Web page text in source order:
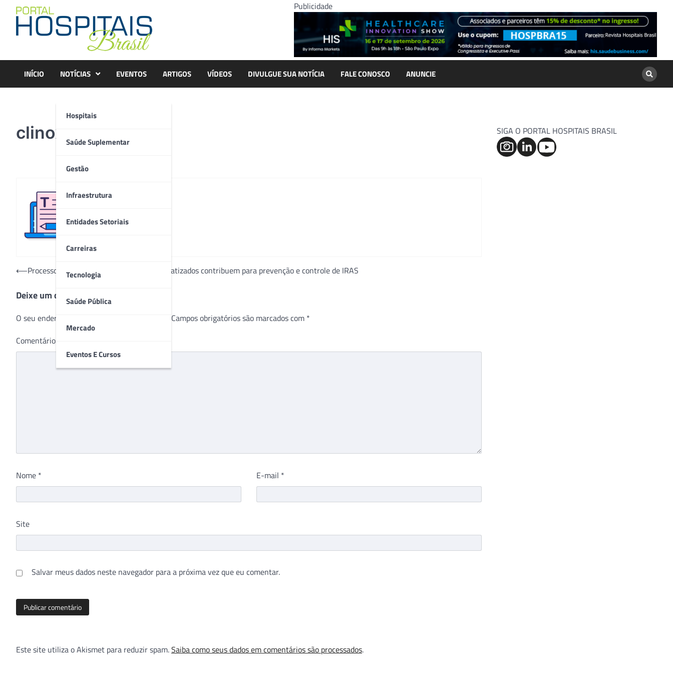
content
Publicidade
INÍCIO NOTÍCIAS
Hospitais
Saúde Suplementar
Gestão
Infraestrutura
Entidades Setoriais
Carreiras
Tecnologia
Saúde Pública
Mercado
Eventos E Cursos
EVENTOS ARTIGOS VÍDEOS DIVULGUE SUA NOTÍCIA FALE CONOSCO ANUNCIE
clinox3A
Navegação
Post
⟵Processos de limpeza e desinfecção automatizados contribuem para prevenção e controle de IRAS
Deixe um comentário
O seu endereço de e-mail não será publicado. Campos obrigatórios são marcados com *
Comentário
Nome * E-mail *
Site
Salvar meus dados neste navegador para a próxima vez que eu comentar.
Este site utiliza o Akismet para reduzir spam.Saiba como seus dados em comentários são processados.
SIGA O PORTAL HOSPITAIS BRASIL